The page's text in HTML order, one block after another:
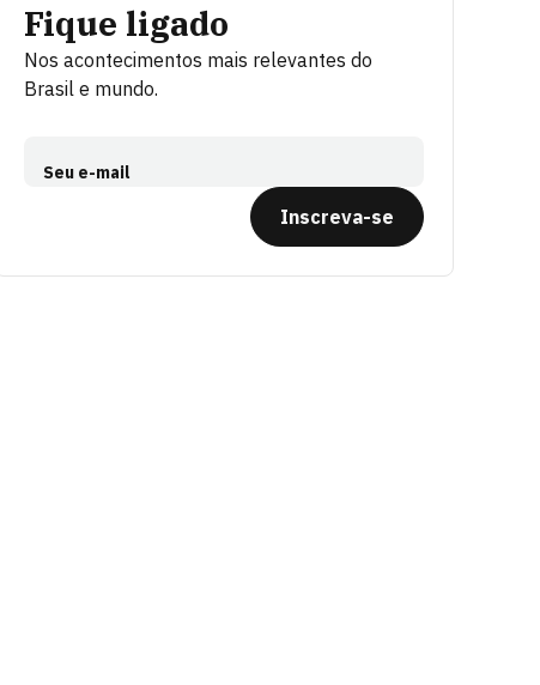
Fique ligado
Nos acontecimentos mais relevantes do
Brasil e mundo.
Seu e-mail
Inscreva-se